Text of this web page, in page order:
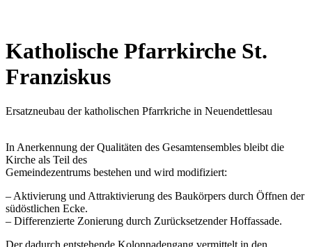
Katholische Pfarrkirche St.
Franziskus
Ersatzneubau der katholischen Pfarrkriche in Neuendettlesau
In Anerkennung der Qualitäten des Gesamtensembles bleibt die
Kirche als Teil des
Gemeindezentrums bestehen und wird modifiziert:
– Aktivierung und Attraktivierung des Baukörpers durch Öffnen der
südöstlichen Ecke.
– Differenzierte Zonierung durch Zurücksetzender Hoffassade.
Der dadurch entstehende Kolonnadengang vermittelt in den